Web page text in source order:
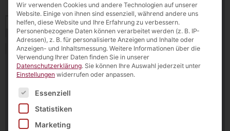
Wir verwenden Cookies und andere Technologien auf unserer
Website. Einige von ihnen sind essenziell, während andere uns
helfen, diese Website und Ihre Erfahrung zu verbessern.
Personenbezogene Daten können verarbeitet werden (z. B. IP-
Adressen), z. B. für personalisierte Anzeigen und Inhalte oder
Anzeigen- und Inhaltsmessung. Weitere Informationen über die
Verwendung Ihrer Daten finden Sie in unserer
Datenschutzerklärung. Sie können Ihre Auswahl jederzeit unter
Einstellungen widerrufen oder anpassen.
Es folgt eine Liste der Service-Gruppen, für die eine
Essenziell
Statistiken
Marketing